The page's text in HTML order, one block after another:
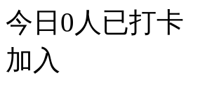
今日 0 人已打卡
加入